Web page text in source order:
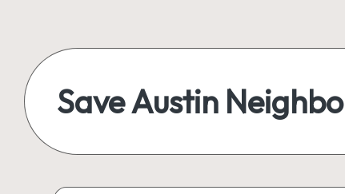
content
Save Austin
Austin